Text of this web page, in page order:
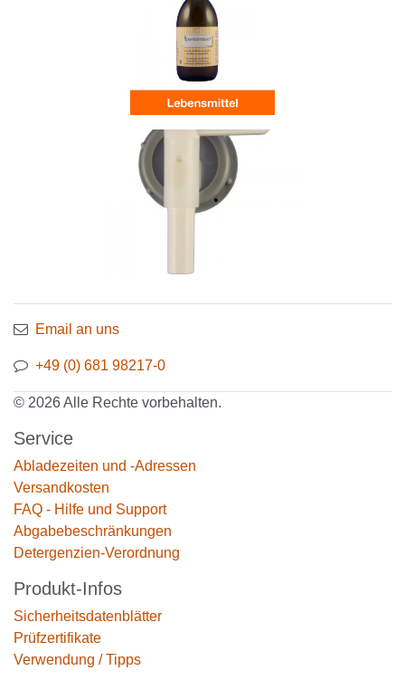
Email an uns
+49 (0) 681 98217-0
© 2026 Alle Rechte vorbehalten.
Service
Abladezeiten und -Adressen
Versandkosten
FAQ - Hilfe und Support
Abgabebeschränkungen
Detergenzien-Verordnung
Produkt-Infos
Sicherheitsdatenblätter
Prüfzertifikate
Verwendung / Tipps